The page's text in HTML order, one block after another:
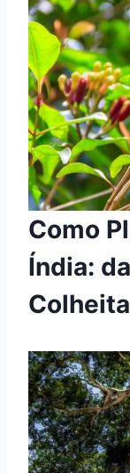
Como
Índia:
Colheita